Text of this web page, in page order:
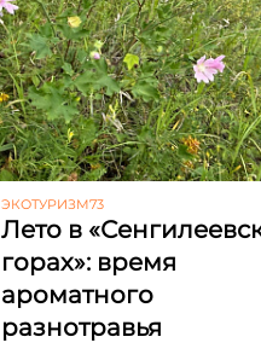
ЭКОТУРИЗМ73
Лето в
горах»: время
ароматного
разнотравья